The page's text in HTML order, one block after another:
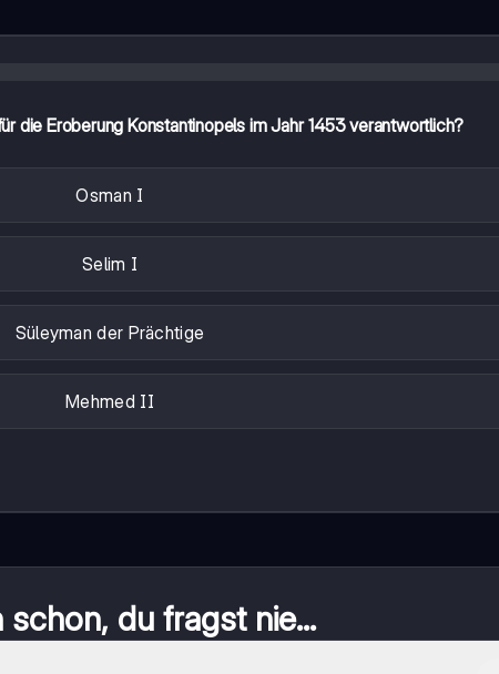
die Eroberung Konstantinopels im Jahr 1453 verantwortlich?
Osman I
Selim I
Süleyman der Prächtige
Mehmed II
du fragst nie...